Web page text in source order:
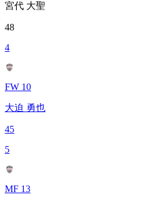
宮代 大聖
48
4
FW 10
大迫 勇也
45
5
MF 13